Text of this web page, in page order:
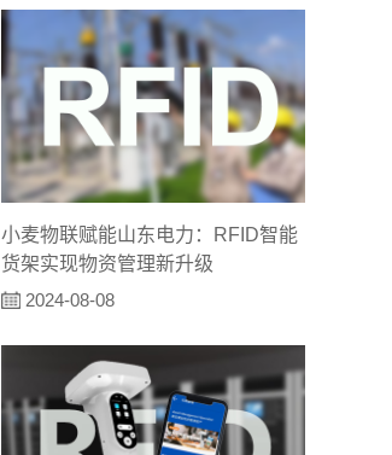
小麦物联赋能山东电力：RFID智能
货架实现物资管理新升级
2024-08-08